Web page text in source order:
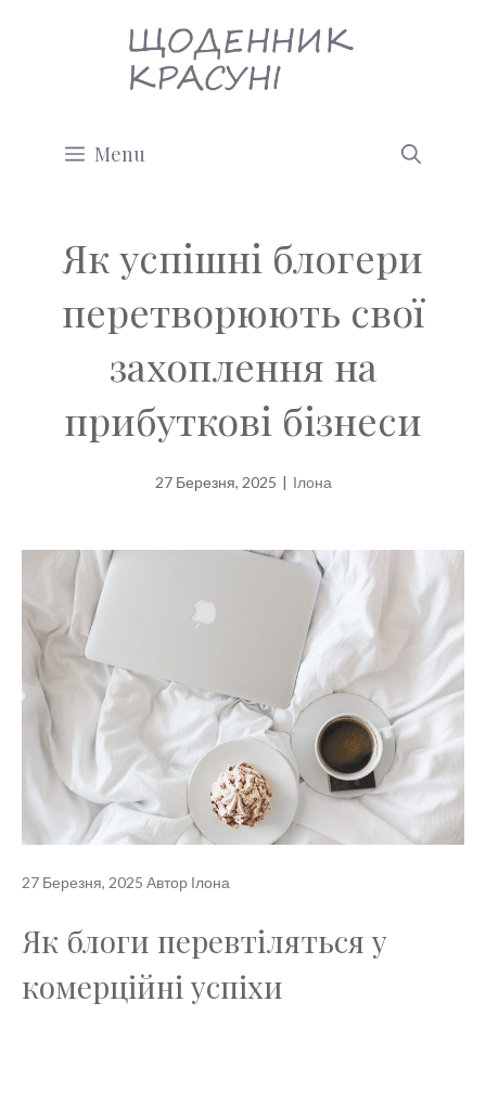
Menu
Як успішні блогери
перетворюють свої
захоплення на
прибуткові бізнеси
27 Березня, 2025 | Ілона
27 Березня, 2025 Автор Ілона
Як блоги перевтіляться у
комерційні успіхи